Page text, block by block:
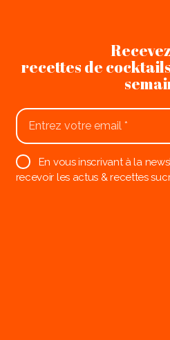
recettes de
En vous inscrivant à la
recevoir les actus & recettes